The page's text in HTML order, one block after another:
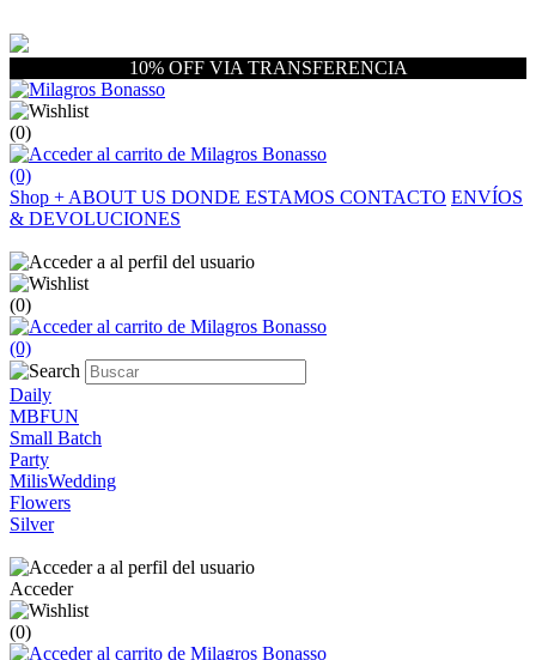
10% OFF VIA TRANSFERENCIA
(0)
(0)
Shop + ABOUT US DONDE ESTAMOS CONTACTO ENVÍOS
& DEVOLUCIONES
(0)
(0)
Daily
MBFUN
Small Batch
Party
MilisWedding
Flowers
Silver
Acceder
(0)